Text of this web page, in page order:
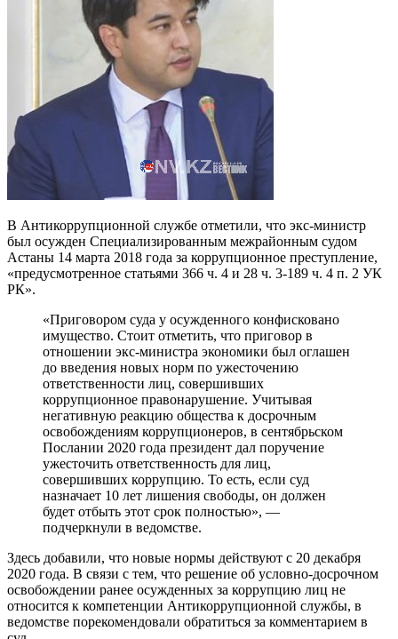
В Антикоррупционной службе отметили, что экс-министр
был осужден Специализированным межрайонным судом
Астаны 14 марта 2018 года за коррупционное преступление,
«предусмотренное статьями 366 ч. 4 и 28 ч. 3-189 ч. 4 п. 2 УК
РК».
«Приговором суда у осужденного конфисковано
имущество. Стоит отметить, что приговор в
отношении экс-министра экономики был оглашен
до введения новых норм по ужесточению
ответственности лиц, совершивших
коррупционное правонарушение. Учитывая
негативную реакцию общества к досрочным
освобождениям коррупционеров, в сентябрьском
Послании 2020 года президент дал поручение
ужесточить ответственность для лиц,
совершивших коррупцию. То есть, если суд
назначает 10 лет лишения свободы, он должен
будет отбыть этот срок полностью», —
подчеркнули в ведомстве.
Здесь добавили, что новые нормы действуют с 20 декабря
2020 года. В связи с тем, что решение об условно-досрочном
освобождении ранее осужденных за коррупцию лиц не
относится к компетенции Антикоррупционной службы, в
ведомстве порекомендовали обратиться за комментарием в